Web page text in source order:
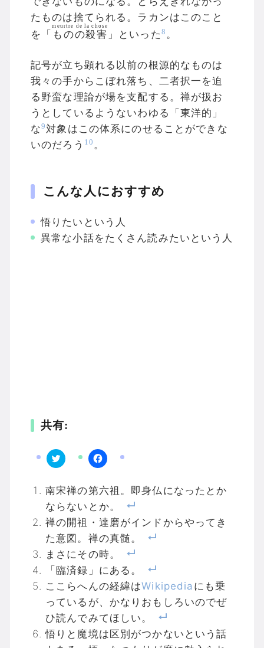
たものは捨てられる。ラカンはこのこと
を「 ものの殺害
meurtre de la chose
」といった 8 。
記号が立ち顕れる以前の根源的なものは
我々の手からこぼれ落ち、二者択一を迫
る野蛮な理論が場を支配する。禅が扱お
うとしているようないわゆる「東洋的」
な9対象はこの体系にのせることができな
いのだろう 10 。
こんな人におすすめ
悟りたいという人
異常な小話をたくさん読みたいという人
共有:
ク
ク
し
て
T
w
i
t
t
e
r
で
共
有
(
新
し
い
ウ
ィ
ン
F
e
b
o
o
k
で
共
有
す
る
に
は
ク
リ
ッ
ク
し
て
く
だ
さ
南宋禅の第六祖。即身仏になったとか
ならないとか。
禅の開祖・達磨がインドからやってき
た意図。禅の真髄。
まさにその時。
「臨済録」にある。
ここらへんの経緯はWikipedia にも乗
っているが、かなりおもしろいのでぜ
ひ読んでみてほしい。
悟りと魔境は区別がつかないという話